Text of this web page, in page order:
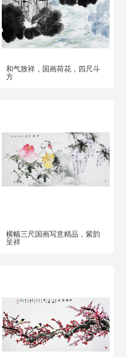
和气致祥，国画荷花，四尺斗
方
横幅三尺国画写意精品，紫韵
呈祥